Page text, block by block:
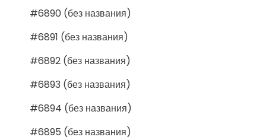
#6890 (без названия)
#6891 (без названия)
#6892 (без названия)
#6893 (без названия)
#6894 (без названия)
#6895 (без названия)